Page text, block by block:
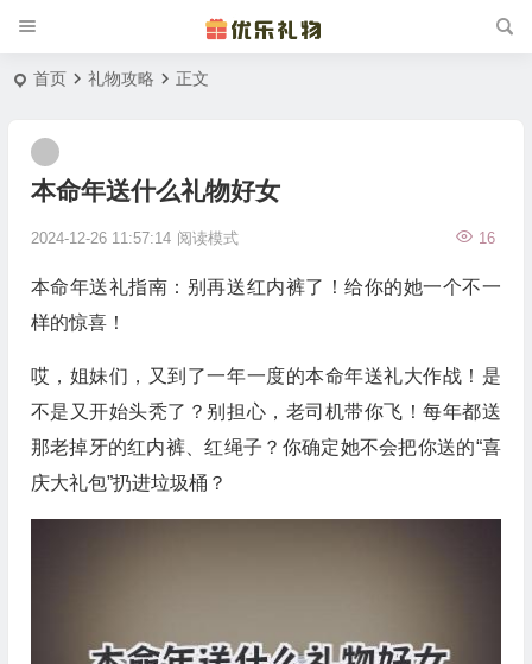
首页 礼物攻略 正文
本命年送什么礼物好女
2024-12-26 11:57:14 16
阅读模式
本命年送礼指南：别再送红内裤了！给你的她一个不一
样的惊喜！
哎，姐妹们，又到了一年一度的本命年送礼大作战！是
不是又开始头秃了？别担心，老司机带你飞！每年都送
那老掉牙的红内裤、红绳子？你确定她不会把你送的“喜
庆大礼包”扔进垃圾桶？